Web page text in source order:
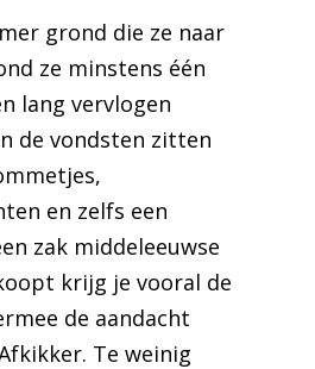
grond die ze naar
ze minstens één
lang vervlogen
de vondsten zitten
en zelfs een
zak middeleeuwse
krijg je vooral de
de aandacht
Te weinig